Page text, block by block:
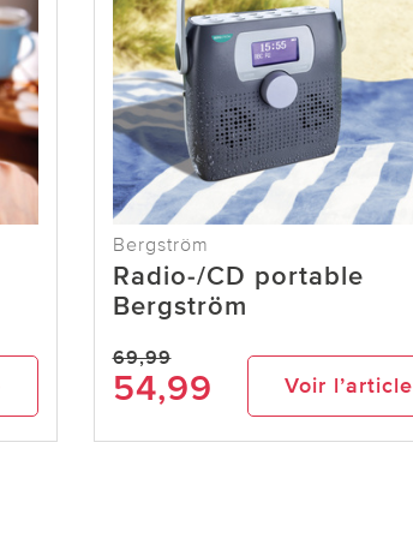
Bergström
Radio-/CD portable
Bergström
69,99
54,99 Voir l’article